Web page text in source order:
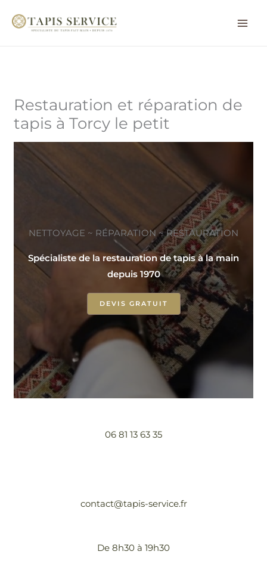
Restauration et réparation de
tapis à Torcy le petit
NETTOYAGE ~ RÉPARATION ~ RESTAURATION
Spécialiste de la restauration de tapis à la main
depuis 1970
DEVIS GRATUIT
06 81 13 63 35
contact@tapis-service.fr
De 8h30 à 19h30